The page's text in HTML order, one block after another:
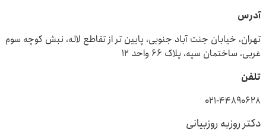
آدرس
تهران، خیابان جنت آباد جنوبی، پایین تر از تقاطع لاله، نبش کوچه سوم
غربی، ساختمان سپه، پلاک ۶۶ واحد ۱۲
تلفن
۰۲۱-۴۴۸۹۰۶۲۸
دکتر روزبه روزبیانی